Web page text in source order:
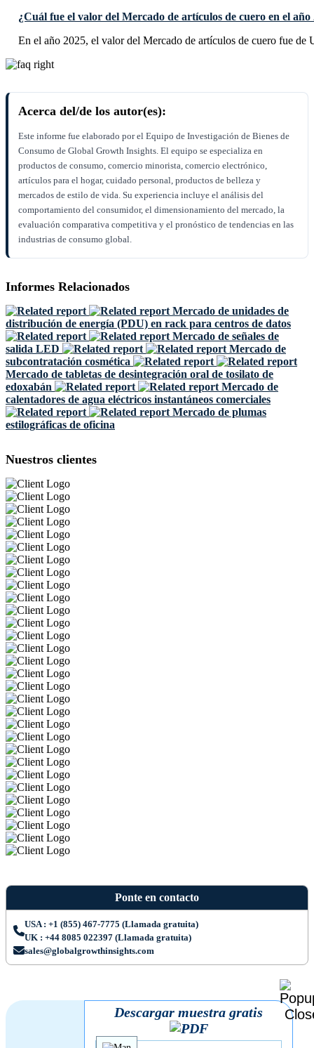
¿Cuál fue el valor del Mercado de artículos de cuero en el año
En el año 2025, el valor del Mercado de artículos de cuero fue
Acerca del/de los autor(es):
Este informe fue elaborado por el Equipo de Investigación de Bienes de
Consumo de Global Growth Insights. El equipo se especializa en
productos de consumo, comercio minorista, comercio electrónico,
artículos para el hogar, cuidado personal, productos de belleza y
mercados de estilo de vida. Su experiencia incluye el análisis del
comportamiento del consumidor, el dimensionamiento del mercado, la
evaluación comparativa competitiva y el pronóstico de tendencias en las
industrias de consumo global.
Informes Relacionados
Mercado de unidades de
distribución de energía (PDU) en rack para centros de datos
Mercado de señales de
salida LED
Mercado de
subcontratación cosmética
Mercado de tabletas de desintegración oral de tosilato de
edoxabán
Mercado de
calentadores de agua eléctricos instantáneos comerciales
Mercado de plumas
estilográficas de oficina
Nuestros clientes
Ponte en contacto
USA : +1 (855) 467-7775 (Llamada gratuita)
UK : +44 8085 022397 (Llamada gratuita)
sales@globalgrowthinsights.com
Descargar muestra gratis